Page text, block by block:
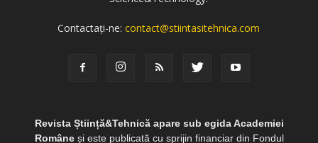
Contactați-ne:contact@stiintasitehnica.com
Revista Știință&Tehnică apare sub egida Academiei
Româneși este publicată cu sprijin financiar din Fondul